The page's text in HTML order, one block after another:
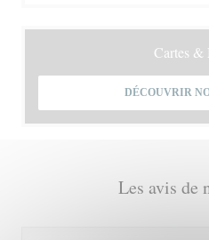
Les avis de
Cartes &
DÉCOUVRIR